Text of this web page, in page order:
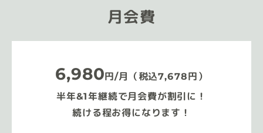
月会費
6,980 円/月（税込7,678円）
半年&1年継続で月会費が割引に！
続ける程お得になります！